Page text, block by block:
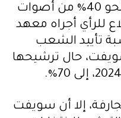
وتقلصت جماهيريته إلى نحو 40% من أصوات
للرأي أجراه معهد
تأييد الشعب
سويفت، حال ترشيحها
إلا أن سويفت